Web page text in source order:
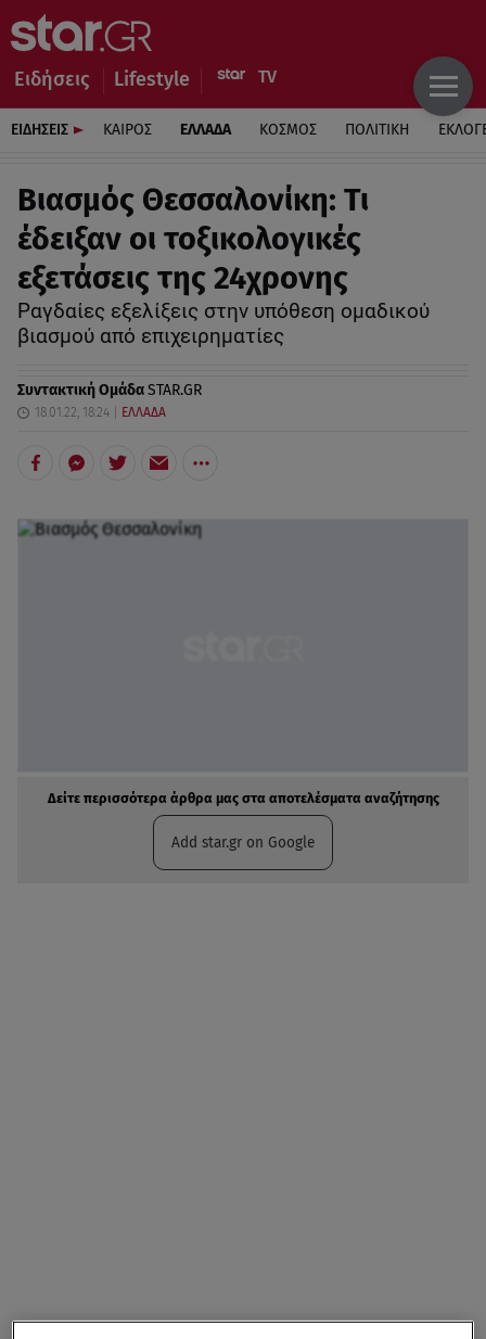
Ειδήσεις Lifestyle
ΕΙΔΗΣΕΙΣ ΚΑΙΡΟΣ ΕΛΛΑΔΑ ΚΟΣΜΟΣ ΠΟΛΙΤΙΚΗ
Βιασμός Θεσσαλονίκη: Τι
έδειξαν οι τοξικολογικές
εξετάσεις της 24χρονης
Ραγδαίες εξελίξεις στην υπόθεση ομαδικού
βιασμού από επιχειρηματίες
Συντακτική ΟμάδαSTAR.GR
18.01.22, 18:24 ΕΛΛΑΔΑ
Δείτε περισσότερα άρθρα μας στα αποτελέσματα αναζήτησης
Add star.gr on Google